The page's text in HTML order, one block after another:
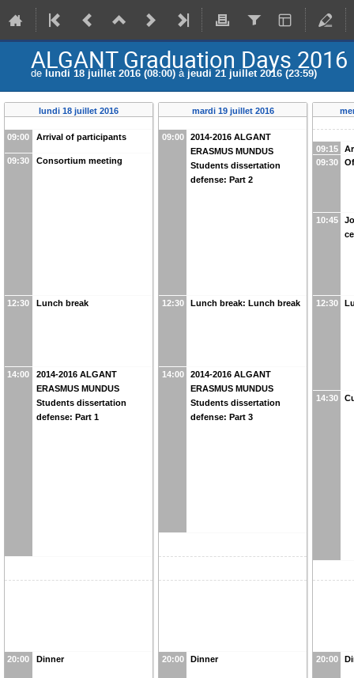
ALGANT Graduation Days 2016
de lundi 18 juillet 2016 (08:00) à jeudi 21 juillet 2016 (23:59)
lundi 18 juillet 2016
09:00 Arrival of participants
09:30 Consortium meeting
12:30 Lunch break
14:00
2014-2016 ALGANT
ERASMUS MUNDUS
Students dissertation
defense: Part 1
20:00 Dinner
mardi 19 juillet 2016
09:00
2014-2016 ALGANT
ERASMUS MUNDUS
Students dissertation
defense: Part 2
12:30 Lunch break: Lunch break
14:00
2014-2016 ALGANT
ERASMUS MUNDUS
Students dissertation
defense: Part 3
20:00 Dinner
09:15
09:30
10:45
12:30
14:30
20:00